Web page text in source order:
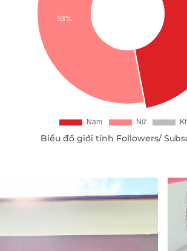
Biểu đồ giới tính Followers/